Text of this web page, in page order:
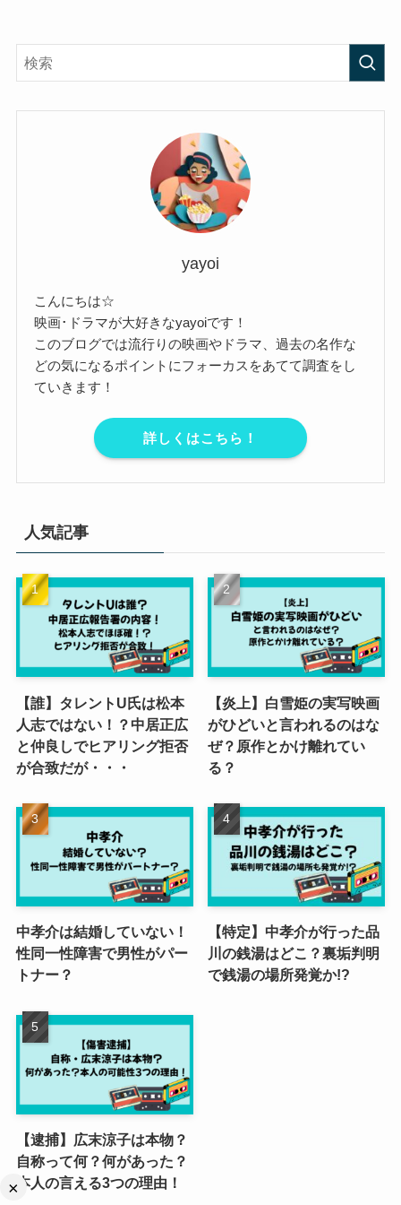
×
yayoi
こんにちは☆
映画･ドラマが大好きなyayoiです！
このブログでは流行りの映画やドラマ、過去の名作な
どの気になるポイントにフォーカスをあてて調査をし
ていきます！
詳しくはこちら！
人気記事
【誰】タレントU氏は松本
人志ではない！？中居正広
と仲良しでヒアリング拒否
が合致だが・・・
【炎上】白雪姫の実写映画
がひどいと言われるのはな
ぜ？原作とかけ離れてい
る？
中孝介は結婚していない！
性同一性障害で男性がパー
トナー？
【特定】中孝介が行った品
川の銭湯はどこ？裏垢判明
で銭湯の場所発覚か!?
【逮捕】広末涼子は本物？
自称って何？何があった？
本人の言える3つの理由！